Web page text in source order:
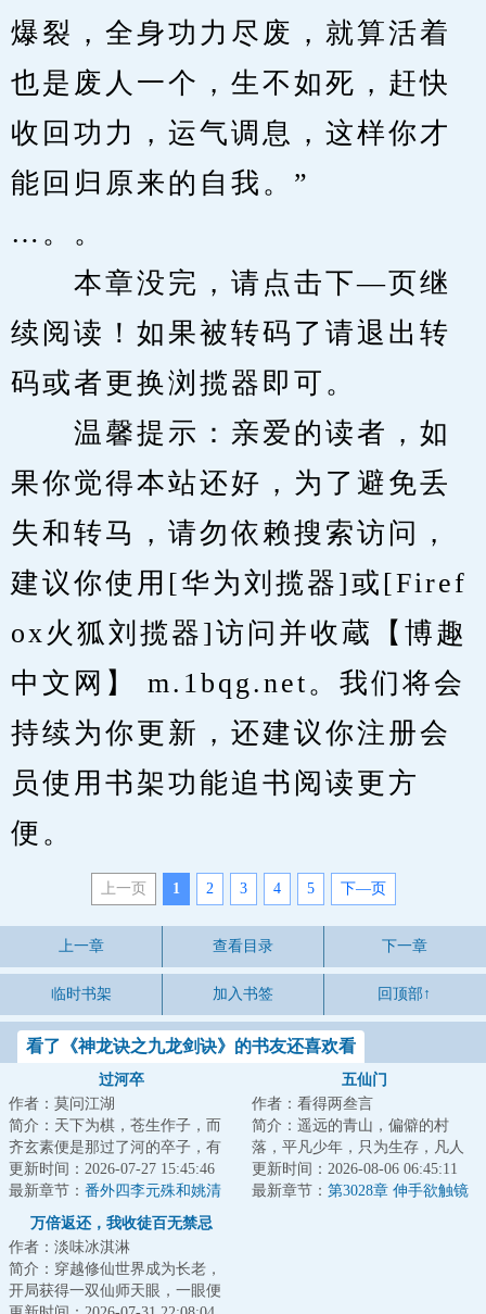
爆裂，全身功力尽废，就算活着
也是废人一个，生不如死，赶快
收回功力，运气调息，这样你才
能回归原来的自我。”
…。。
本章没完，请点击下—页继
续阅读！如果被转码了请退出转
码或者更换浏揽器即可。
温馨提示：亲爱的读者，如
果你觉得本站还好，为了避免丢
失和转马，请勿依赖搜索访问，
建议你使用[华为刘揽器]或[Firef
ox火狐刘揽器]访问并收蔵【博趣
中文网】 m.1bqg.net。我们将会
持续为你更新，还建议你注册会
员使用书架功能追书阅读更方
便。
上一页 1 2 3 4 5 下—页
上一章 查看目录 下一章
临时书架 加入书签 回顶部↑
看了《神龙诀之九龙剑诀》的书友还喜欢看
过河卒
作者：莫问江湖
简介：天下为棋，苍生作子，而
齐玄素便是那过了河的卒子，有
进无退，一往无前。...
更新时间：2026-07-27 15:45:46
最新章节： 番外四李元殊和姚清
五仙门
作者：看得两叁言
简介：遥远的青山，偏僻的村
落，平凡少年，只为生存，凡人
生活却化作修仙之路，有谁是
真，有谁是假？有谁...
更新时间：2026-08-06 06:45:11
最新章节： 第3028章 伸手欲触镜
万倍返还，我收徒百无禁忌
作者：淡味冰淇淋
简介：穿越修仙世界成为长老，
开局获得一双仙师天眼，一眼便